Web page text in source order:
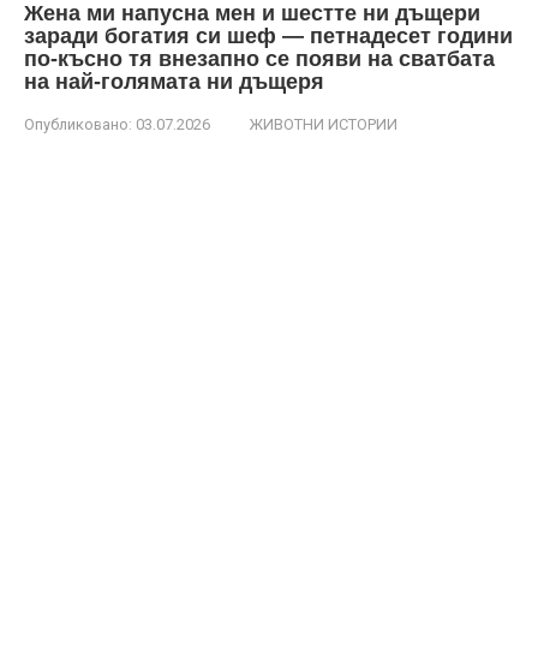
Жена ми напусна мен и шестте ни дъщери
заради богатия си шеф — петнадесет години
по-късно тя внезапно се появи на сватбата
на най-голямата ни дъщеря
Опубликовано: 03.07.2026 ЖИВОТНИ ИСТОРИИ